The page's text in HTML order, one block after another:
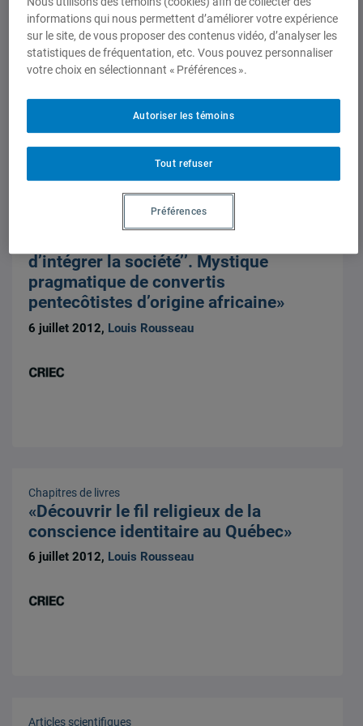
commune»
6 juillet 2012,Louis Rousseau
«‘‘Si ce n’était pas l’Église
d’intégrer la société’’. Mystique
pragmatique de convertis
pentecôtistes d’origine africaine»
6 juillet 2012, Louis Rousseau
Chapitres de livres
«Découvrir le fil religieux de la
conscience identitaire au Québec»
6 juillet 2012, Louis Rousseau
Articles scientifiques
informations qui nous permettent d’améliorer votre expérience
sur le site, de vous proposer des contenus vidéo, d’analyser les
statistiques de fréquentation, etc. Vous pouvez personnaliser
votre choix en sélectionnant « Préférences ».
Tout refuser
Autoriser les témoins
Préférences